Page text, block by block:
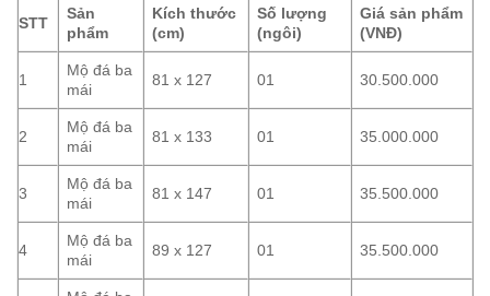
STT
Sản
phẩm
Kích thước
(cm)
Số lượng
(ngôi)
Giá sản phẩm
(VNĐ)
1
Mộ đá ba
mái
81 x 127 01 30.500.000
2
Mộ đá ba
mái
81 x 133 01 35.000.000
3
Mộ đá ba
mái
81 x 147 01 35.500.000
4
Mộ đá ba
mái
89 x 127 01 35.500.000